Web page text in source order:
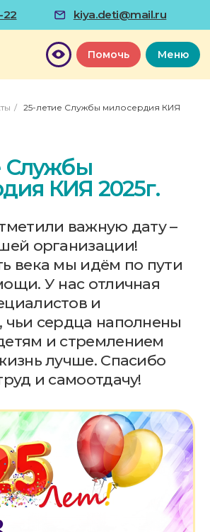
kiya.deti@mail.ru
/ 25-летие Службы милосердия КИЯ
важную дату –
мы идём по пути
нас отличная
наполнены
и стремлением
Спасибо
самоотдачу!